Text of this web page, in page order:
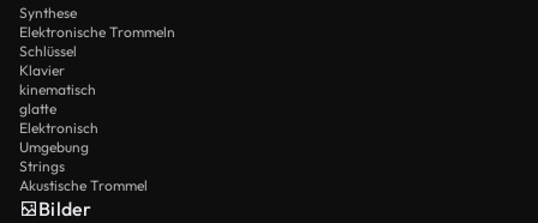
Synthese
Elektronische Trommeln
Schlüssel
Klavier
kinematisch
glatte
Elektronisch
Umgebung
Strings
Akustische Trommel
Bilder